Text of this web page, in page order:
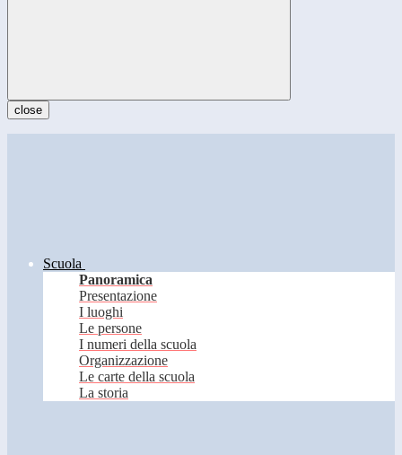
close
Scuola
Panoramica
Presentazione
I luoghi
Le persone
I numeri della scuola
Organizzazione
Le carte della scuola
La storia